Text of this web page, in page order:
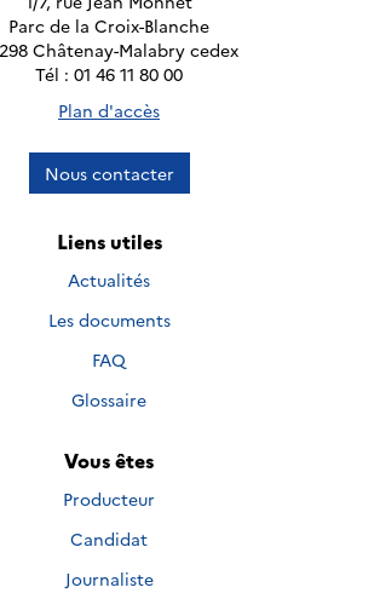
Parc de la Croix-Blanche
Châtenay-Malabry cedex
Tél : 01 46 11 80 00
Plan d'accès
Nous contacter
Liens utiles
Actualités
Les documents
FAQ
Glossaire
Vous êtes
Producteur
Candidat
Journaliste